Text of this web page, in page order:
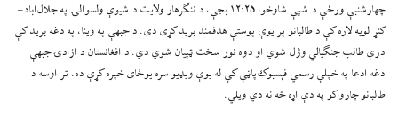
چهارشنبې ورځې د شپې شاوخوا ۱۲:۲۵ بجې، د ننګرهار ولایت د شیوې ولسوالۍ په جلال‌اباد–
کنړ لویه لاره کې د طالبانو پر یوې پوستې هدفمند برید کړی دی. د جبهې په وینا، په دغه برید کې
درې طالب جنګیالي وژل شوي او دوه نور سخت ټپیان شوي دي. د افغانستان د ازادۍ جبهې
دغه ادعا په خپلې رسمي فېسبوک‌پاڼې کې له یوې ویډیو سره یوځای خپره کړې ده. تر اوسه د
طالبانو چارواکو په دې اړه څه نه دي ویلي.